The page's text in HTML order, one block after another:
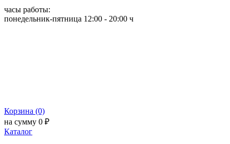
часы работы:
понедельник-пятница 12:00 - 20:00 ч
Корзина (0)
на сумму 0 ₽
Каталог